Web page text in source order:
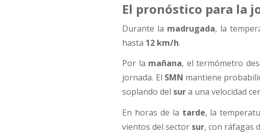
El pronóstico para la
Durante la madrugada, la
hasta 12 km/h.
Por la mañana, el termómetro
jornada. El SMN mantiene
soplando del sura una velocidad
En horas de la tarde, la
vientos del sector sur, con ráfagas